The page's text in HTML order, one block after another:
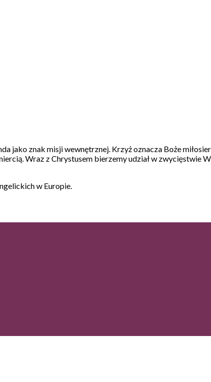
jako znak misji wewnętrznej. Krzyż oznacza Boże
Wraz z Chrystusem bierzemy udział w zwycięstwie
w Europie.